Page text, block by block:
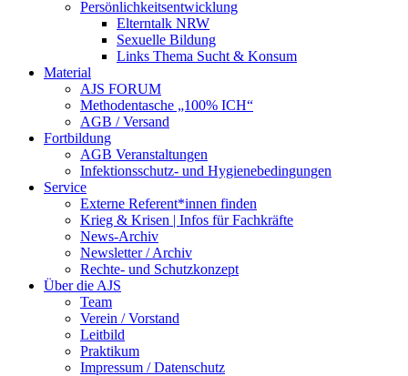
Persönlichkeitsentwicklung
Elterntalk NRW
Sexuelle Bildung
Links Thema Sucht & Konsum
Material
AJS FORUM
Methodentasche „100% ICH“
AGB / Versand
Fortbildung
AGB Veranstaltungen
Infektionsschutz- und Hygienebedingungen
Service
Externe Referent*innen finden
Krieg & Krisen | Infos für Fachkräfte
News-Archiv
Newsletter / Archiv
Rechte- und Schutzkonzept
Über die AJS
Team
Verein / Vorstand
Leitbild
Praktikum
Impressum / Datenschutz